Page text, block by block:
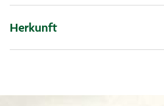
Herkunft